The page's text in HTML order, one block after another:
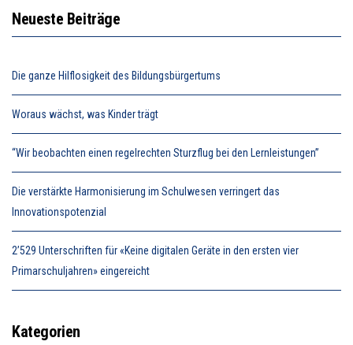
Neueste Beiträge
Die ganze Hilflosigkeit des Bildungsbürgertums
Woraus wächst, was Kinder trägt
“Wir beobachten einen regelrechten Sturzflug bei den Lernleistungen”
Die verstärkte Harmonisierung im Schulwesen verringert das
Innovationspotenzial
2’529 Unterschriften für «Keine digitalen Geräte in den ersten vier
Primarschuljahren» eingereicht
Kategorien